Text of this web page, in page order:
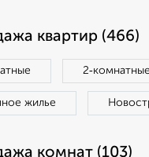
квартир (466)
2‑комнатные
жилье
комнат (103)